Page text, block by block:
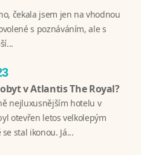
čekala jsem jen na vhodnou
s poznáváním, ale s
v Atlantis The Royal?
nejluxusnějším hotelu v
otevřen letos velkolepým
stal ikonou. Já...